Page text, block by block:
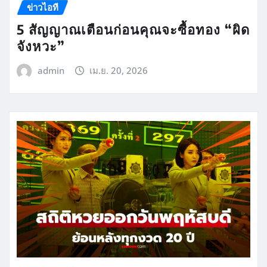
ข่าวไอที
5 สัญญาณเตือนก่อนคุณจะซื้อทอง “ผิด
จังหวะ”
admin เม.ย. 20, 2026